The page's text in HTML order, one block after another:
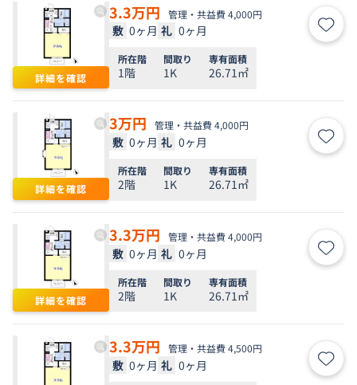
詳細を確認
3.3万円 管理・共益費 4,000円
敷 0ヶ月 礼 0ヶ月 お気
所在階
1階
間取り
1K
専有面積
26.71㎡
詳細を確認
3万円 管理・共益費 4,000円
敷 0ヶ月 礼 0ヶ月 お気
所在階
2階
間取り
1K
専有面積
26.71㎡
詳細を確認
3.3万円 管理・共益費 4,000円
敷 0ヶ月 礼 0ヶ月 お気
所在階
2階
間取り
1K
専有面積
26.71㎡
3.3万円 管理・共益費 4,500円
敷 0ヶ月 礼 0ヶ月 お気